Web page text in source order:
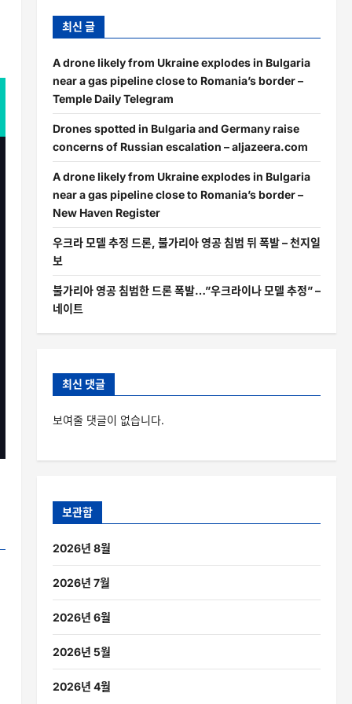
최신 글
A drone likely from Ukraine explodes in Bulgaria
near a gas pipeline close to Romania’s border –
Temple Daily Telegram
Drones spotted in Bulgaria and Germany raise
concerns of Russian escalation – aljazeera.com
A drone likely from Ukraine explodes in Bulgaria
near a gas pipeline close to Romania’s border –
New Haven Register
우크라 모델 추정 드론, 불가리아 영공 침범 뒤 폭발 – 천지일
보
불가리아 영공 침범한 드론 폭발…”우크라이나 모델 추정” –
네이트
최신 댓글
보여줄 댓글이 없습니다.
보관함
2026년 8월
2026년 7월
2026년 6월
2026년 5월
2026년 4월